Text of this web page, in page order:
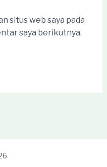
situs web saya pada
saya berikutnya.